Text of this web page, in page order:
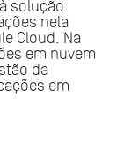
solução
nela
Cloud. Na
em nuvem
da
em